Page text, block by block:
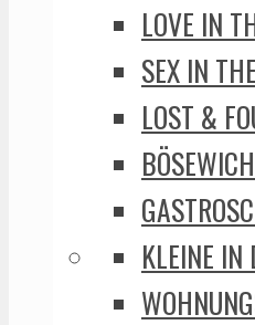
LOVE IN
SEX IN
LOST &
KLEINE IN